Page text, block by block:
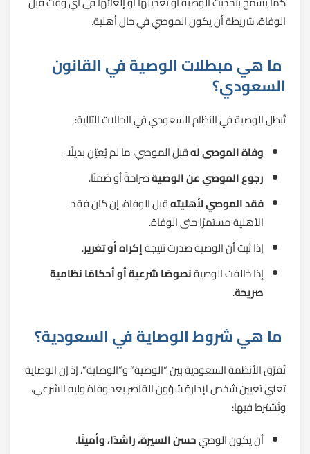
الوفاة، شريطة أن يكون الموصي في حال أهلية.
ما هي مبطلات الوصية في القانون
السعودي؟
تُبطل الوصية في النظام السعودي في الحالات التالية:
وفاة الموصى لهقبل الموصي، ما لم يُعيّن بديلًا.
رجوع الموصي عن الوصيةصراحةً أو ضمنًا.
فقد الموصي لأهليتهقبل الوفاة، إن كان فقد
الأهلية مستمرًا حتى الوفاة.
إذا ثبت أن الوصية صدرت نتيجةإكراه أو تغرير.
إذا خالفت الوصيةنصوصًا شرعية أو أحكامًا نظامية
صريحة.
ما هي شروط الوصاية في السعودية؟
تُفرّق الأنظمة السعودية بين “الوصية” و”الوصاية”، إذ إن الوصاية
تعني تعيين شخص لإدارة شؤون القاصر بعد وفاة وليه الشرعي،
وتُشترط فيها:
أن يكون الوصيحسن السيرة، راشدًا، وأمينًا.